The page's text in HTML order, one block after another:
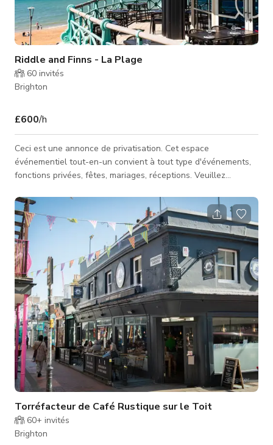
Riddle and Finns - La Plage
60 invités
Brighton
£600/h
Ceci est une annonce de privatisation. Cet espace
événementiel tout-en-un convient à tout type d'événements,
fonctions privées, fêtes, mariages, réceptions. Veuillez
prix publié est juste le prix de base ou de départ.
Torréfacteur de Café Rustique sur le Toit
60+ invités
Brighton